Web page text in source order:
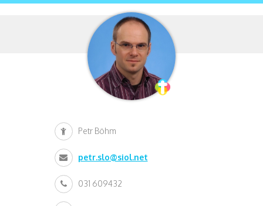
Petr Böhm
petr.slo@siol.net
031 609432